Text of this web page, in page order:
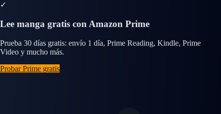
✓
Lee manga gratis con Amazon Prime
Prueba 30 días gratis: envío 1 día, Prime Reading, Kindle, Prime
Video y mucho más.
Probar Prime gratis